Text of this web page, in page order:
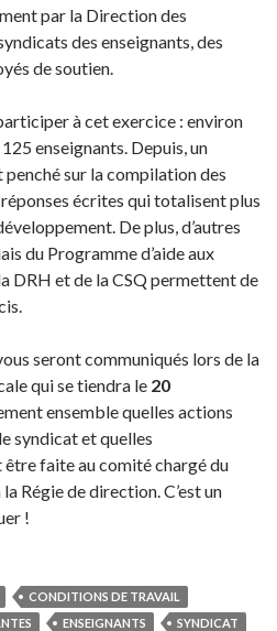
par la Direction des
des enseignants, des
de soutien.
à cet exercice : environ
enseignants. Depuis, un
penché sur la compilation des
écrites qui totalisent plus
De plus, d’autres
du Programme d’aide aux
DRH et de la CSQ permettent de
seront communiqués lors de la
qui se tiendra le 20
ensemble quelles actions
syndicat et quelles
faite au comité chargé du
Régie de direction. C’est un
!
CONDITIONS DE TRAVAIL
ENSEIGNANTS SYNDICAT